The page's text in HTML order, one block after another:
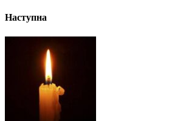
Наступна